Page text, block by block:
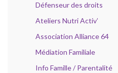
Défenseur des droits
Ateliers Nutri Activ’
Association Alliance 64
Médiation Familiale
Info Famille / Parentalité